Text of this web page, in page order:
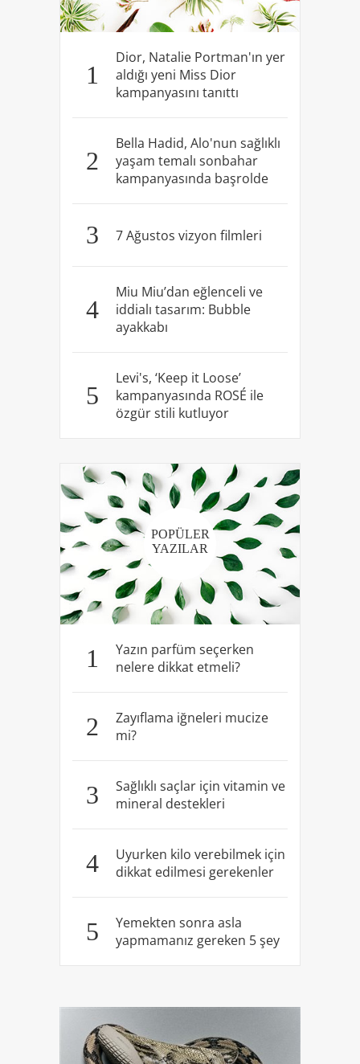
1
Dior, Natalie Portman'ın yer
aldığı yeni Miss Dior
kampanyasını tanıttı
2
Bella Hadid, Alo'nun sağlıklı
yaşam temalı sonbahar
kampanyasında başrolde
3 7 Ağustos vizyon filmleri
4
Miu Miu’dan eğlenceli ve
iddialı tasarım: Bubble
ayakkabı
5
Levi's, ‘Keep it Loose’
kampanyasında ROSÉ ile
özgür stili kutluyor
POPÜLER
YAZILAR
1
Yazın parfüm seçerken
nelere dikkat etmeli?
2
Zayıflama iğneleri mucize
mi?
3
Sağlıklı saçlar için vitamin ve
mineral destekleri
4
Uyurken kilo verebilmek için
dikkat edilmesi gerekenler
5
Yemekten sonra asla
yapmamanız gereken 5 şey